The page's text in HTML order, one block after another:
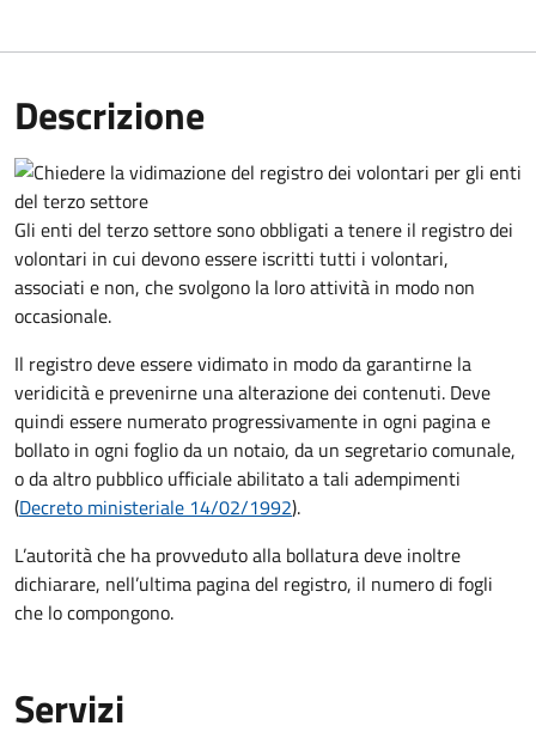
Descrizione
Gli enti del terzo settore sono obbligati a tenere il registro dei
volontari in cui devono essere iscritti tutti i volontari,
associati e non, che svolgono la loro attività in modo non
occasionale.
Il registro deve essere vidimato in modo da garantirne la
veridicità e prevenirne una alterazione dei contenuti. Deve
quindi essere numerato progressivamente in ogni pagina e
bollato in ogni foglio da un notaio, da un segretario comunale,
o da altro pubblico ufficiale abilitato a tali adempimenti
(Decreto ministeriale 14/02/1992).
L’autorità che ha provveduto alla bollatura deve inoltre
dichiarare, nell’ultima pagina del registro, il numero di fogli
che lo compongono.
Servizi